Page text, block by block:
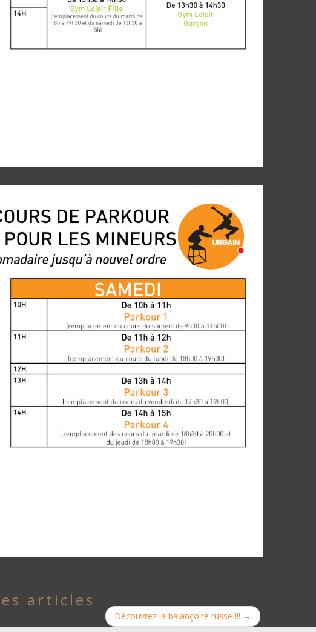
articles
Découvrez la balançoire russe !!! →